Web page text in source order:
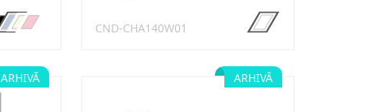
CND-CHA140W01
ARHIVĂ ARHIVĂ